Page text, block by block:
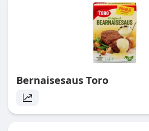
Bernaisesaus Toro